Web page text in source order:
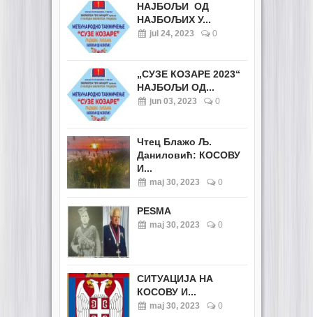
НАЈБОЉИ ОД
НАЈБОЉИХ У...
jul 24, 2023 0
„СУЗЕ КОЗАРЕ 2023“
НАЈБОЉИ ОД...
jun 03, 2023 0
Чтец Блажо Љ.
Даниловић: КОСОВУ
И...
maj 30, 2023 0
PESMA
maj 30, 2023 0
СИТУАЦИЈА НА
КОСОВУ И...
maj 30, 2023 0